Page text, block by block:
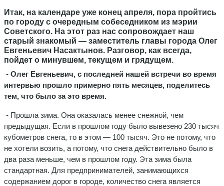
Итак, на календаре уже конец апреля, пора пройтись
по городу с очередным собеседником из мэрии
Советского. На этот раз нас сопровождает наш
старый знакомый — заместитель главы города Олег
Евгеньевич Насактынов. Разговор, как всегда,
пойдет о минувшем, текущем и грядущем.
- Олег Евгеньевич, с последней нашей встречи во время
интервью прошло примерно пять месяцев, поделитесь
тем, что было за это время.
- Прошла зима. Она оказалась менее снежной, чем
предыдущая. Если в прошлом году было вывезено 230 тысяч
кубометров снега, то в этом — 100 тысяч. Это не потому, что
не хотели возить, а потому, что снега действительно было в
два раза меньше, чем в прошлом году. Эта зима была
стандартная. Для предпринимателей, занимающихся
содержанием дорог в городе, количество снега является